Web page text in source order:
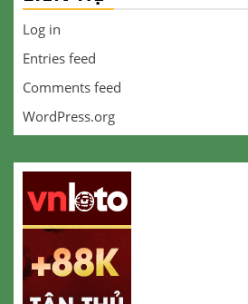
Log in
Entries feed
Comments feed
WordPress.org